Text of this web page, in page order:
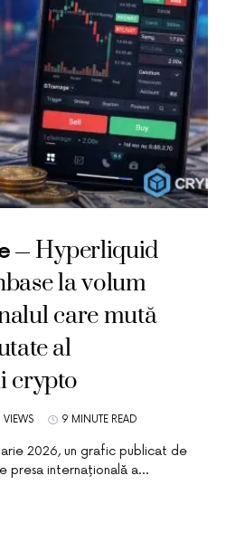
Hyperliquid
la volum
care mută
al
crypto
9 MINUTE READ
2026, un grafic publicat de
presa internațională a…